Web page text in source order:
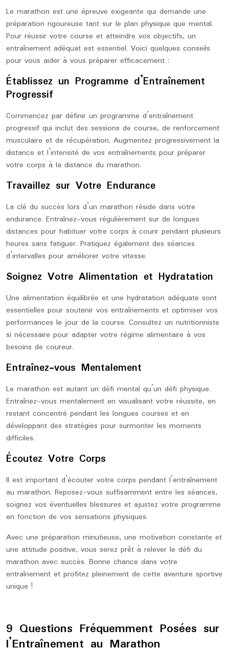
Le marathon est une épreuve exigeante qui demande une
préparation rigoureuse tant sur le plan physique que mental.
Pour réussir votre course et atteindre vos objectifs, un
entraînement adéquat est essentiel. Voici quelques conseils
pour vous aider à vous préparer efficacement :
Établissez un Programme d’Entraînement
Progressif
Commencez par définir un programme d’entraînement
progressif qui inclut des sessions de course, de renforcement
musculaire et de récupération. Augmentez progressivement la
distance et l’intensité de vos entraînements pour préparer
votre corps à la distance du marathon.
Travaillez sur Votre Endurance
La clé du succès lors d’un marathon réside dans votre
endurance. Entraînez-vous régulièrement sur de longues
distances pour habituer votre corps à courir pendant plusieurs
heures sans fatiguer. Pratiquez également des séances
d’intervalles pour améliorer votre vitesse.
Soignez Votre Alimentation et Hydratation
Une alimentation équilibrée et une hydratation adéquate sont
essentielles pour soutenir vos entraînements et optimiser vos
performances le jour de la course. Consultez un nutritionniste
si nécessaire pour adapter votre régime alimentaire à vos
besoins de coureur.
Entraînez-vous Mentalement
Le marathon est autant un défi mental qu’un défi physique.
Entraînez-vous mentalement en visualisant votre réussite, en
restant concentré pendant les longues courses et en
développant des stratégies pour surmonter les moments
difficiles.
Écoutez Votre Corps
Il est important d’écouter votre corps pendant l’entraînement
au marathon. Reposez-vous suffisamment entre les séances,
soignez vos éventuelles blessures et ajustez votre programme
en fonction de vos sensations physiques.
Avec une préparation minutieuse, une motivation constante et
une attitude positive, vous serez prêt à relever le défi du
marathon avec succès. Bonne chance dans votre
entraînement et profitez pleinement de cette aventure sportive
unique !
9 Questions Fréquemment Posées sur
l’Entraînement au Marathon